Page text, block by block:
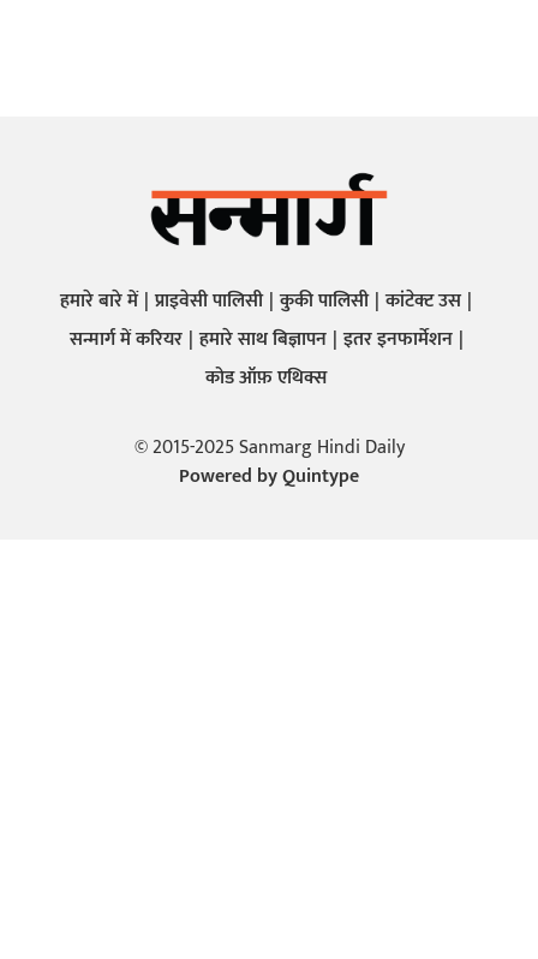
हमारे बारे में प्राइवेसी पालिसी कुकी पालिसी कांटेक्ट उस
सन्मार्ग में करियर हमारे साथ बिज्ञापन इतर इनफार्मेशन
कोड ऑफ़ एथिक्स
© 2015-2025 Sanmarg Hindi Daily
Powered byQuintype